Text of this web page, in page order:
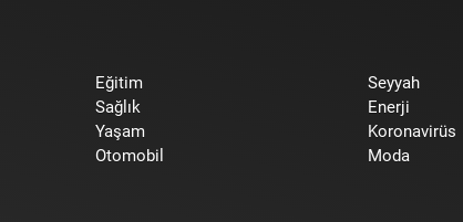
Eğitim
Sağlık
Yaşam
Otomobil
Seyyah
Enerji
Koronavirüs
Moda